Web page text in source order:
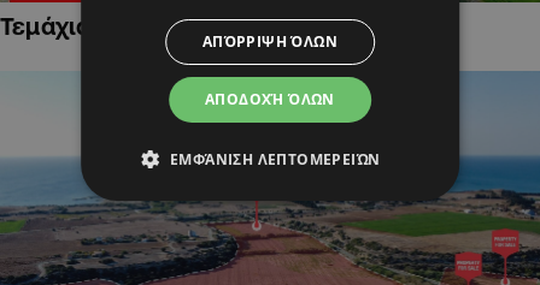
Τεμάχια Γης σε Οικιστικές Περιοχές
ΑΠΟΔΟΧΉ ΌΛΩΝ
ΑΠΌΡΡΙΨΗ ΌΛΩΝ
ΕΜΦΆΝΙΣΗ ΛΕΠΤΟΜΕΡΕΙΏΝ